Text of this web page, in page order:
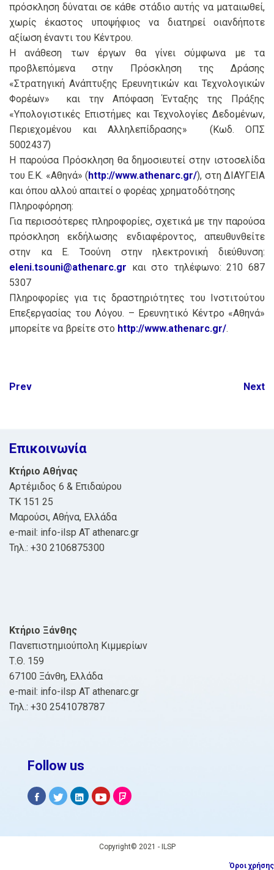
πρόσκληση δύναται σε κάθε στάδιο αυτής να ματαιωθεί,
χωρίς έκαστος υποψήφιος να διατηρεί οιανδήποτε
αξίωση έναντι του Κέντρου.
Η ανάθεση των έργων θα γίνει σύμφωνα με τα
προβλεπόμενα στην Πρόσκληση της Δράσης
«Στρατηγική Ανάπτυξης Ερευνητικών και Τεχνολογικών
Φορέων» και την Απόφαση Ένταξης της Πράξης
«Υπολογιστικές Επιστήμες και Τεχνολογίες Δεδομένων,
Περιεχομένου και Αλληλεπίδρασης» (Κωδ. ΟΠΣ
5002437)
H παρούσα Πρόσκληση θα δημοσιευτεί στην ιστοσελίδα
του Ε.Κ. «Αθηνά» (http://www.athenarc.gr/), στη ΔΙΑΥΓΕΙΑ
και όπου αλλού απαιτεί ο φορέας χρηματοδότησης
Πληροφόρηση:
Για περισσότερες πληροφορίες, σχετικά με την παρούσα
πρόσκληση εκδήλωσης ενδιαφέροντος, απευθυνθείτε
στην κα Ε. Τσούνη στην ηλεκτρονική διεύθυνση:
eleni.tsouni@athenarc.gr και στο τηλέφωνο: 210 687
5307
Πληροφορίες για τις δραστηριότητες του Ινστιτούτου
Επεξεργασίας του Λόγου. – Ερευνητικό Κέντρο «Αθηνά»
μπορείτε να βρείτε στο http://www.athenarc.gr/.
Post
Prev Next
Επικοινωνία
Κτήριο Αθήνας
Αρτέμιδος 6 & Επιδαύρου
ΤΚ 151 25
Μαρούσι, Αθήνα, Ελλάδα
e-mail: info-ilsp AT athenarc.gr
Τηλ.: +30 2106875300
Κτήριο Ξάνθης
Πανεπιστημιούπολη Κιμμερίων
Τ.Θ. 159
67100 Ξάνθη, Ελλάδα
e-mail: info-ilsp AT athenarc.gr
Τηλ.: +30 2541078787
Follow us
Copyright© 2021 - ILSP
Όροι χρήσης